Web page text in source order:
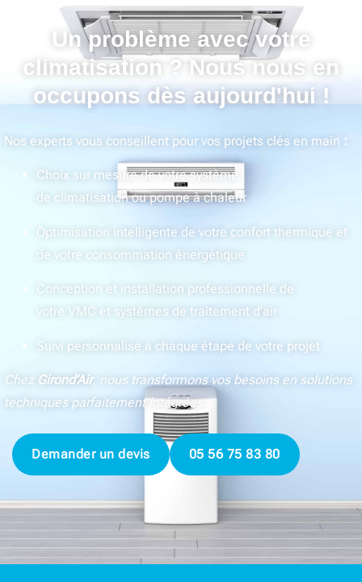
Un problème avec votre
climatisation ? Nous nous en
occupons dès aujourd'hui !
Nos experts vous conseillent pour vos projets clés en main :
Choix sur mesure de votre système
de climatisation ou pompe à chaleur
Optimisation intelligente de votre confort thermique et
de votre consommation énergétique
Conception et installation professionnelle de
votre VMC et systèmes de traitement d’air
Suivi personnalisé à chaque étape de votre projet
Chez Girond’Air, nous transformons vos besoins en solutions
techniques parfaitement intégrées.
Demander un devis 05 56 75 83 80